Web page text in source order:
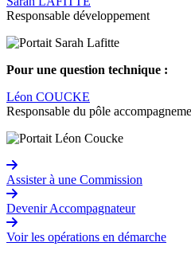
Responsable développement
Pour une question technique :
Léon COUCKE
Responsable du pôle
Assister à une Commission
Devenir Accompagnateur
Voir les opérations en démarche